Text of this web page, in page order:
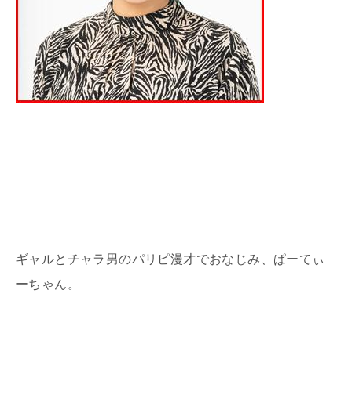
ギャルとチャラ男のパリピ漫才でおなじみ、ぱーてぃ
ーちゃん。